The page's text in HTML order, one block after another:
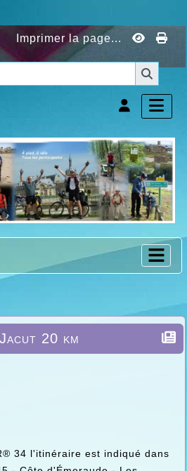
Imprimer la page...
20 km
34 l'itinéraire est indiqué dans